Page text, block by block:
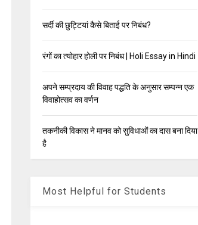
सर्दी की छुट्टियां कैसे बिताई पर निबंध?
रंगों का त्योहार होली पर निबंध | Holi Essay in Hindi
अपने सम्प्रदाय की विवाह पद्धति के अनुसार सम्पन्न एक
विवाहोत्सव का वर्णन
तकनीकी विकास ने मानव को सुविधाओं का दास बना दिया
है
Most Helpful for Students